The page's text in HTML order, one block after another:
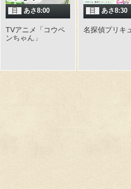
日 あさ8:00
TVアニメ「コウペ
ンちゃん」
日 あさ8:30
名探偵プリキ